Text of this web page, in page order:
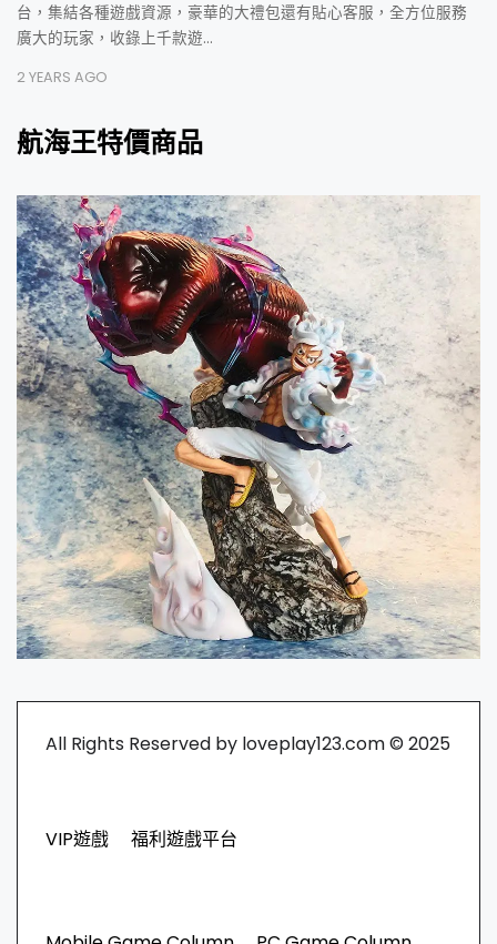
台，集結各種遊戲資源，豪華的大禮包還有貼心客服，全方位服務
廣大的玩家，收錄上千款遊…
2 YEARS AGO
航海王特價商品
All Rights Reserved by loveplay123.com © 2025
VIP遊戲 福利遊戲平台